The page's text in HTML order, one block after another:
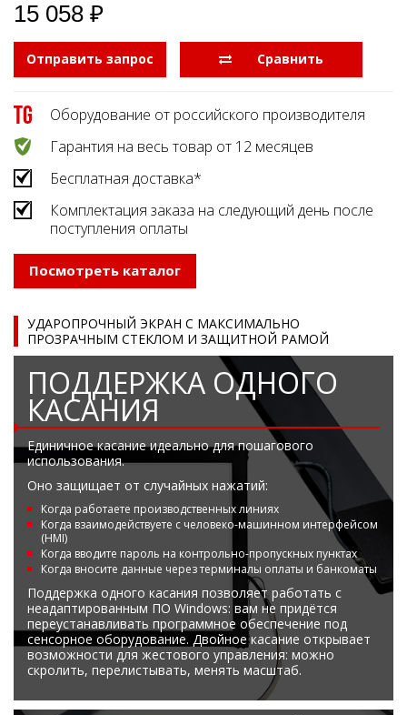
15 058 ₽
Отправить запрос
  Сравнить
Оборудование от российского производителя
Гарантия на весь товар от 12 месяцев
Бесплатная доставка*
Комплектация заказа на следующий день после
поступления оплаты
Посмотреть каталог
УДАРОПРОЧНЫЙ ЭКРАН С МАКСИМАЛЬНО
ПРОЗРАЧНЫМ СТЕКЛОМ И ЗАЩИТНОЙ РАМОЙ
ПОДДЕРЖКА ОДНОГО
КАСАНИЯ
Единичное касание идеально для пошагового
использования.
Оно защищает от случайных нажатий:
Когда работаете производственных линиях
Когда взаимодействуете с человеко-машинном интерфейсом
(HMI)
Когда вводите пароль на контрольно-пропускных пунктах
Когда вносите данные через терминалы оплаты и банкоматы
Поддержка одного касания позволяет работать с
неадаптированным ПО Windows: вам не придётся
переустанавливать программное обеспечение под
сенсорное оборудование. Двойное касание открывает
возможности для жестового управления: можно
скролить, перелистывать, менять масштаб.